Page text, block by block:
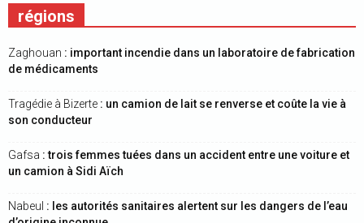
régions
Zaghouan : important incendie dans un laboratoire de fabrication
de médicaments
Tragédie à Bizerte : un camion de lait se renverse et coûte la vie à
son conducteur
Gafsa : trois femmes tuées dans un accident entre une voiture et
un camion à Sidi Aïch
Nabeul : les autorités sanitaires alertent sur les dangers de l’eau